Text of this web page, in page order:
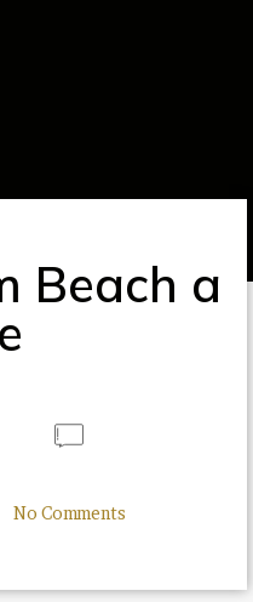
Beach a
No Comments